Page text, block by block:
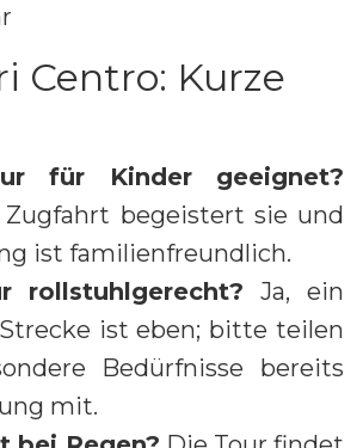
Centro: Kurze
für Kinder geeignet?
begeistert sie und
ist familienfreundlich.
rollstuhlgerecht? Ja, ein
ist eben; bitte teilen
Bedürfnisse bereits
mit.